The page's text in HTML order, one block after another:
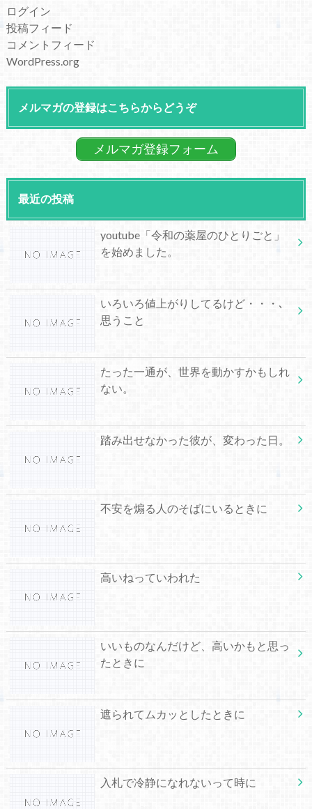
ログイン
投稿フィード
コメントフィード
WordPress.org
メルマガの登録はこちらからどうぞ
メルマガ登録フォーム
最近の投稿
youtube「令和の薬屋のひとりごと」
を始めました。
いろいろ値上がりしてるけど・・・､
思うこと
たった一通が、世界を動かすかもしれ
ない。
踏み出せなかった彼が、変わった日。
不安を煽る人のそばにいるときに
高いねっていわれた
いいものなんだけど、高いかもと思っ
たときに
遮られてムカッとしたときに
入札で冷静になれないって時に